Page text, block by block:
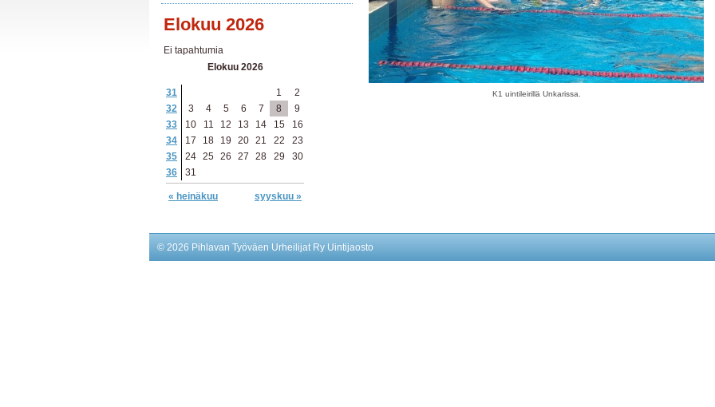
K1 uintileirillä Unkarissa.
Elokuu 2026
Ei tapahtumia
Elokuu 2026
31 1
2
32
3 4 5 6 7 8
9
33
10 11 12 13 14 15
16
34
17 18 19 20 21 22
23
35
24 25 26 27 28 29
30
36
31
« heinäkuu syyskuu »
© 2026 Pihlavan Työväen Urheilijat Ry Uintijaosto